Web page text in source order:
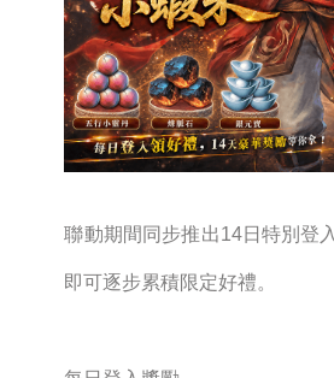
聯動期間同步推出14日特別登
即可逐步累積限定好禮。